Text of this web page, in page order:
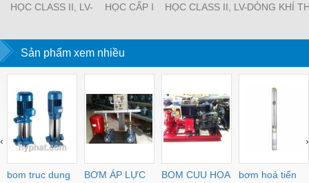
HỌC CLASS II, LV-
HỌC CẤP I
HỌC CLASS II, LV-DÒNG KHÍ
Sản phẩm xem nhiều
bom truc dung
BƠM ÁP LỰC
BOM CUU HOA
bơm hoả tiển
‹ ›